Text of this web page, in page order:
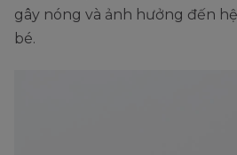
gây nóng và ảnh hưởng đến
bé.